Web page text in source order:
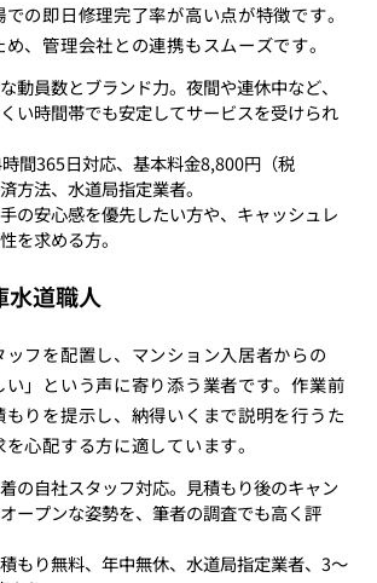
の即日修理完了率が高い点が特徴です。
、管理会社との連携もスムーズです。
動員数とブランド力。夜間や連休中など、
い時間帯でも安定してサービスを受けられ
間365日対応、基本料金8,800円（税
方法、水道局指定業者。
の安心感を優先したい方や、キャッシュレ
を求める方。
水道職人
フを配置し、マンション入居者からの
い」という声に寄り添う業者です。作業前
りを提示し、納得いくまで説明を行うた
心配する方に適しています。
の自社スタッフ対応。見積もり後のキャン
ープンな姿勢を、筆者の調査でも高く評
もり無料、年中無休、水道局指定業者、3〜